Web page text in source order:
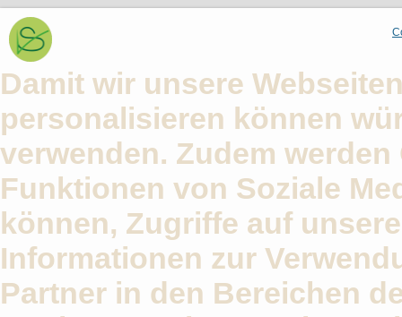
Damit wir unsere
personalisieren können
verwenden. Zudem
Funktionen von Soziale
können, Zugriffe auf
Informationen zur
Partner in den Bereichen